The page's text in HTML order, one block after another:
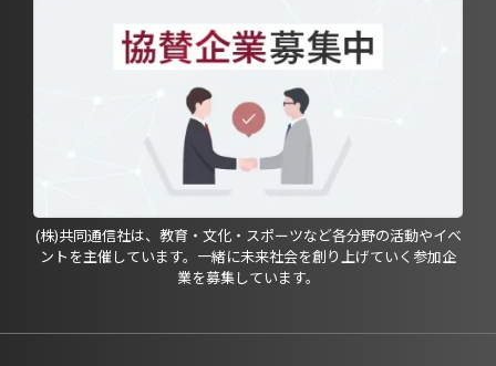
(株)共同通信社は、教育・文化・スポーツなど各分野の活動やイベ
ントを主催しています。一緒に未来社会を創り上げていく参加企
業を募集しています。